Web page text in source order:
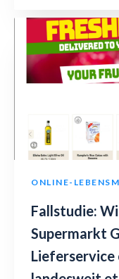
ONLINE-
Fallstudie:
Supermarkt
Lieferservice